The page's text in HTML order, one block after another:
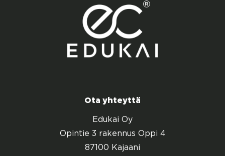
Ota yhteyttä
Edukai Oy
Opintie 3 rakennus Oppi 4
87100 Kajaani